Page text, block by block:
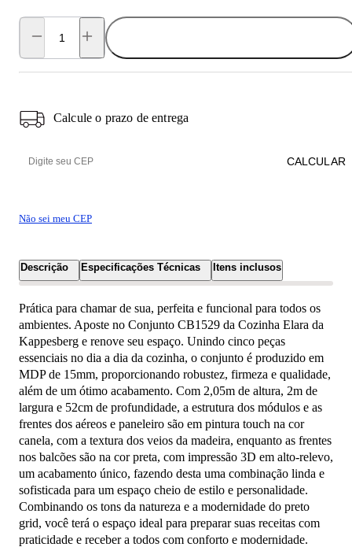
Calcule o prazo de entrega
Não sei meu CEP
CALCULAR
Descrição Especificações Técnicas Itens inclusos
Prática para chamar de sua, perfeita e funcional para todos os
ambientes. Aposte no Conjunto CB1529 da Cozinha Elara da
Kappesberg e renove seu espaço. Unindo cinco peças
essenciais no dia a dia da cozinha, o conjunto é produzido em
MDP de 15mm, proporcionando robustez, firmeza e qualidade,
além de um ótimo acabamento. Com 2,05m de altura, 2m de
largura e 52cm de profundidade, a estrutura dos módulos e as
frentes dos aéreos e paneleiro são em pintura touch na cor
canela, com a textura dos veios da madeira, enquanto as frentes
nos balcões são na cor preta, com impressão 3D em alto-relevo,
um acabamento único, fazendo desta uma combinação linda e
sofisticada para um espaço cheio de estilo e personalidade.
Combinando os tons da natureza e a modernidade do preto
grid, você terá o espaço ideal para preparar suas receitas com
praticidade e receber a todos com conforto e modernidade.